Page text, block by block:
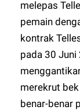
melepas
pemain
kontrak
pada 30 Juni
merekrut
benar-benar